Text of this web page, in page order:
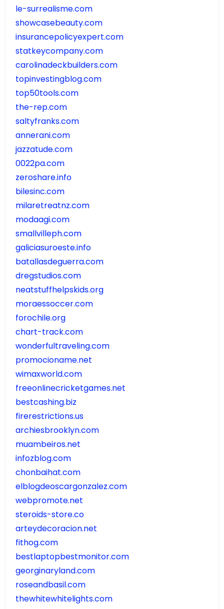
le-surrealisme.com
showcasebeauty.com
insurancepolicyexpert.com
statkeycompany.com
carolinadeckbuilders.com
topinvestingblog.com
top50tools.com
the-rep.com
saltyfranks.com
annerani.com
jazzatude.com
0022pa.com
zeroshare.info
bilesinc.com
milaretreatnz.com
modaagi.com
smallvilleph.com
galiciasuroeste.info
batallasdeguerra.com
dregstudios.com
neatstuffhelpskids.org
moraessoccer.com
forochile.org
chart-track.com
wonderfultraveling.com
promocioname.net
wimaxworld.com
freeonlinecricketgames.net
bestcashing.biz
firerestrictions.us
archiesbrooklyn.com
muambeiros.net
infozblog.com
chonbaihat.com
elblogdeoscargonzalez.com
webpromote.net
steroids-store.co
arteydecoracion.net
fithog.com
bestlaptopbestmonitor.com
georginaryland.com
roseandbasil.com
thewhitewhitelights.com